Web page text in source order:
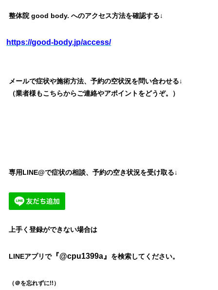
整体院 good body. へのアクセス方法を確認する↓
https://good-body.jp/access/
メールで症状や施術方法、予約の空状況を問い合わせる↓
（業者様もこちらからご連絡やアポイントをどうぞ。）
専用LINE@で症状の相談、予約の空き状況を受け取る↓
上手く登録ができない場合は
LINEアプリで『@cpu1399a』 を検索してください。
（＠を忘れずに!!）